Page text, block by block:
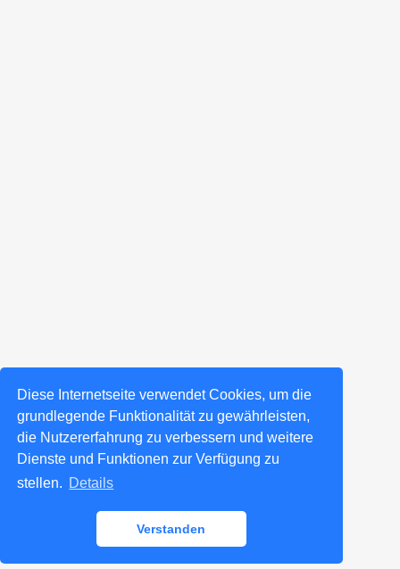
Diese Internetseite verwendet Cookies, um die
grundlegende Funktionalität zu gewährleisten,
die Nutzererfahrung zu verbessern und weitere
Dienste und Funktionen zur Verfügung zu
stellen. Details
Verstanden